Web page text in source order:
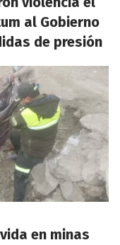
al Gobierno
de presión
en minas